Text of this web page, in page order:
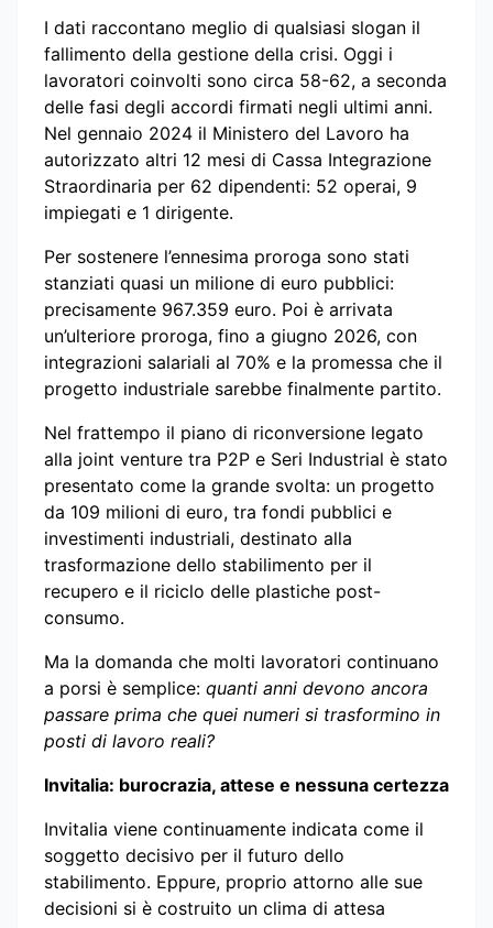
I dati raccontano meglio di qualsiasi slogan il
fallimento della gestione della crisi. Oggi i
lavoratori coinvolti sono circa 58-62, a seconda
delle fasi degli accordi firmati negli ultimi anni.
Nel gennaio 2024 il Ministero del Lavoro ha
autorizzato altri 12 mesi di Cassa Integrazione
Straordinaria per 62 dipendenti: 52 operai, 9
impiegati e 1 dirigente.
Per sostenere l’ennesima proroga sono stati
stanziati quasi un milione di euro pubblici:
precisamente 967.359 euro. Poi è arrivata
un’ulteriore proroga, fino a giugno 2026, con
integrazioni salariali al 70% e la promessa che il
progetto industriale sarebbe finalmente partito.
Nel frattempo il piano di riconversione legato
alla joint venture tra P2P e Seri Industrial è stato
presentato come la grande svolta: un progetto
da 109 milioni di euro, tra fondi pubblici e
investimenti industriali, destinato alla
trasformazione dello stabilimento per il
recupero e il riciclo delle plastiche post-
consumo.
Ma la domanda che molti lavoratori continuano
a porsi è semplice: quanti anni devono ancora
passare prima che quei numeri si trasformino in
posti di lavoro reali?
Invitalia: burocrazia, attese e nessuna certezza
Invitalia viene continuamente indicata come il
soggetto decisivo per il futuro dello
stabilimento. Eppure, proprio attorno alle sue
decisioni si è costruito un clima di attesa